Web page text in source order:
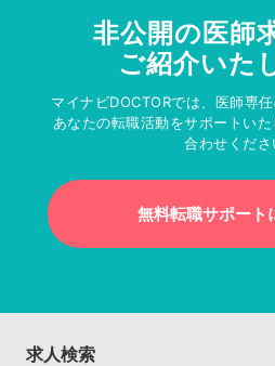
非公開の医師
ご紹介いた
マイナビDOCTORでは、医師専
あなたの転職活動をサポートい
合わせくださ
無料転職サポート
求人検索